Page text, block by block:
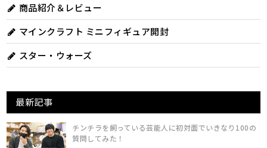
商品紹介＆レビュー
マインクラフト ミニフィギュア開封
スター・ウォーズ
最新記事
チンチラを飼っている芸能人に初対面でいきなり100の
質問してみた！